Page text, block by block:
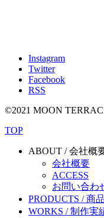
Instagram
Twitter
Facebook
RSS
©2021 MOON
TOP
ABOUT / 会社概
会社概要
ACCESS
お問い合わ
PRODUCTS / 商品
WORKS / 制作実